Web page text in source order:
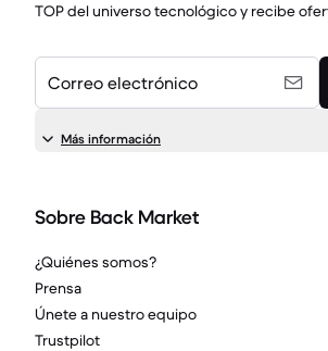
TOP del universo tecnológico y recibe
Correo electrónico
Más información
Sobre Back Market
¿Quiénes somos?
Prensa
Únete a nuestro equipo
Trustpilot